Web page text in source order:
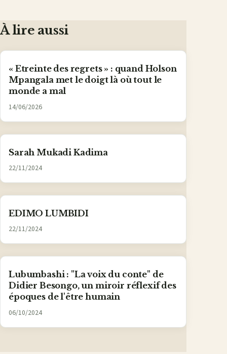
À lire aussi
« Etreinte des regrets » : quand Holson
Mpangala met le doigt là où tout le
monde a mal
14/06/2026
Sarah Mukadi Kadima
22/11/2024
EDIMO LUMBIDI
22/11/2024
Lubumbashi : "La voix du conte" de
Didier Besongo, un miroir réflexif des
époques de l'être humain
06/10/2024